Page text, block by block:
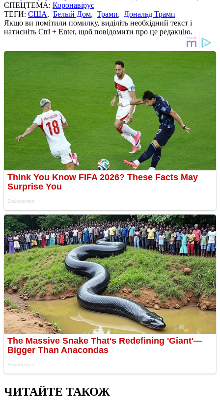
СПЕЦТЕМА: Коронавірус
ТЕГИ: США, Белый Дом, Трамп, Дональд Трамп
Якщо ви помітили помилку, виділіть необхідний текст і
натисніть Ctrl + Enter, щоб повідомити про це редакцію.
ЧИТАЙТЕ ТАКОЖ